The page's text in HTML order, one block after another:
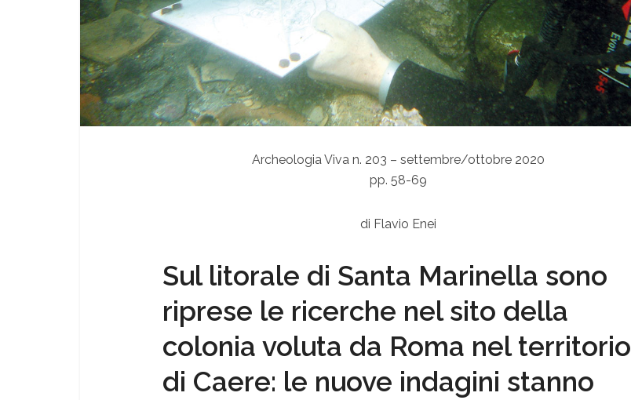
Archeologia Viva n. 203 – settembre/ottobre 2020
pp. 58-69
di Flavio Enei
Sul litorale di Santa Marinella sono
riprese le ricerche nel sito della
colonia voluta da Roma nel territorio
di Caere: le nuove indagini stanno